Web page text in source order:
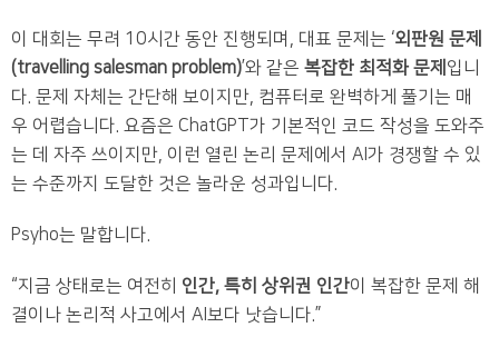
이 대회는 무려 10시간 동안 진행되며, 대표 문제는 ‘외판원 문제
(travelling salesman problem)’와 같은 복잡한 최적화 문제 입니
다. 문제 자체는 간단해 보이지만, 컴퓨터로 완벽하게 풀기는 매
우 어렵습니다. 요즘은 ChatGPT가 기본적인 코드 작성을 도와주
는 데 자주 쓰이지만, 이런 열린 논리 문제에서 AI가 경쟁할 수 있
는 수준까지 도달한 것은 놀라운 성과입니다.
Psyho는 말합니다.
“지금 상태로는 여전히 인간, 특히 상위권 인간이 복잡한 문제 해
결이나 논리적 사고에서 AI보다 낫습니다.”